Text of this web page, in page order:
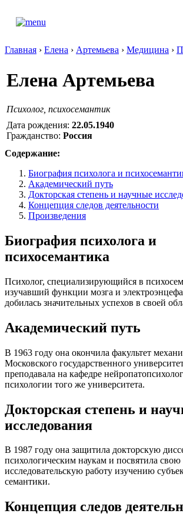
Главная › Елена › Артемьева › Медицина ›
Елена Артемьева
Психолог, психосемантик
Дата рождения: 22.05.1940
Гражданство: Россия
Содержание:
Биография психолога и
Академический путь
Докторская степень и научные
Концепция следов деятельности
Произведения
Биография психолога и
психосемантика
Психолог, специализирующийся в
изучавший функции мозга и
добилась значительных успехов в своей
Академический путь
В 1963 году она окончила факультет
Московского государственного
преподавала на кафедре
психологии того же университета.
Докторская степень и
исследования
В 1987 году она защитила докторскую
психологическим наукам и посвятила свою
исследовательскую работу изучению
семантики.
Концепция следов